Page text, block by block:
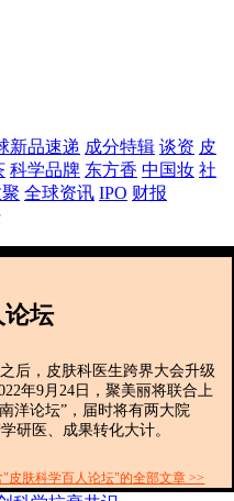
妆
营
会
新品速递 成分特辑 谈资 皮
科学品牌 东方香 中国妆 社
全球资讯 IPO 财报
论坛
后，皮肤科医生跨界大会升级
年9月24日，聚美丽将联合上
洋论坛”，届时将有两大院
研医、成果转化大计。
皮肤科学百人论坛"的全部文章 >>